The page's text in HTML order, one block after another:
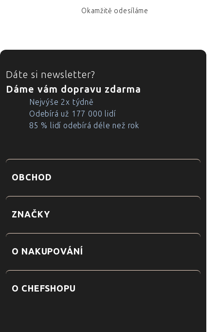
Okamžitě odesíláme
ZÁPATÍ
Dáte si newsletter?
Dáme vám dopravu zdarma
Nejvýše 2x týdně
Odebírá už 177 000 lidí
85 % lidí odebírá déle než rok
OBCHOD
ZNAČKY
O NAKUPOVÁNÍ
O CHEFSHOPU